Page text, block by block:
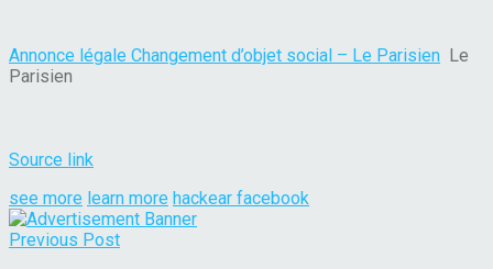
Annonce légale Changement d’objet social – Le Parisien Le
Parisien
Source link
see more learn more hackear facebook
Previous Post